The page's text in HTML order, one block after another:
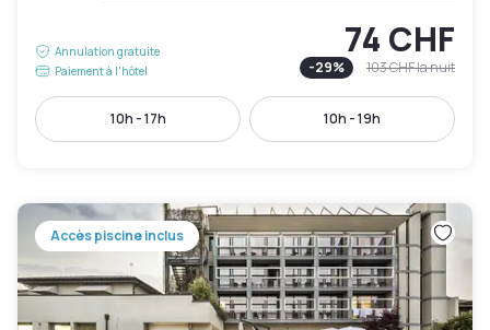
Annulation gratuite
Paiement à l'hôtel
74 CHF
-29% 103 CHFla nuit
10h - 17h 10h - 19h
Accès piscine inclus